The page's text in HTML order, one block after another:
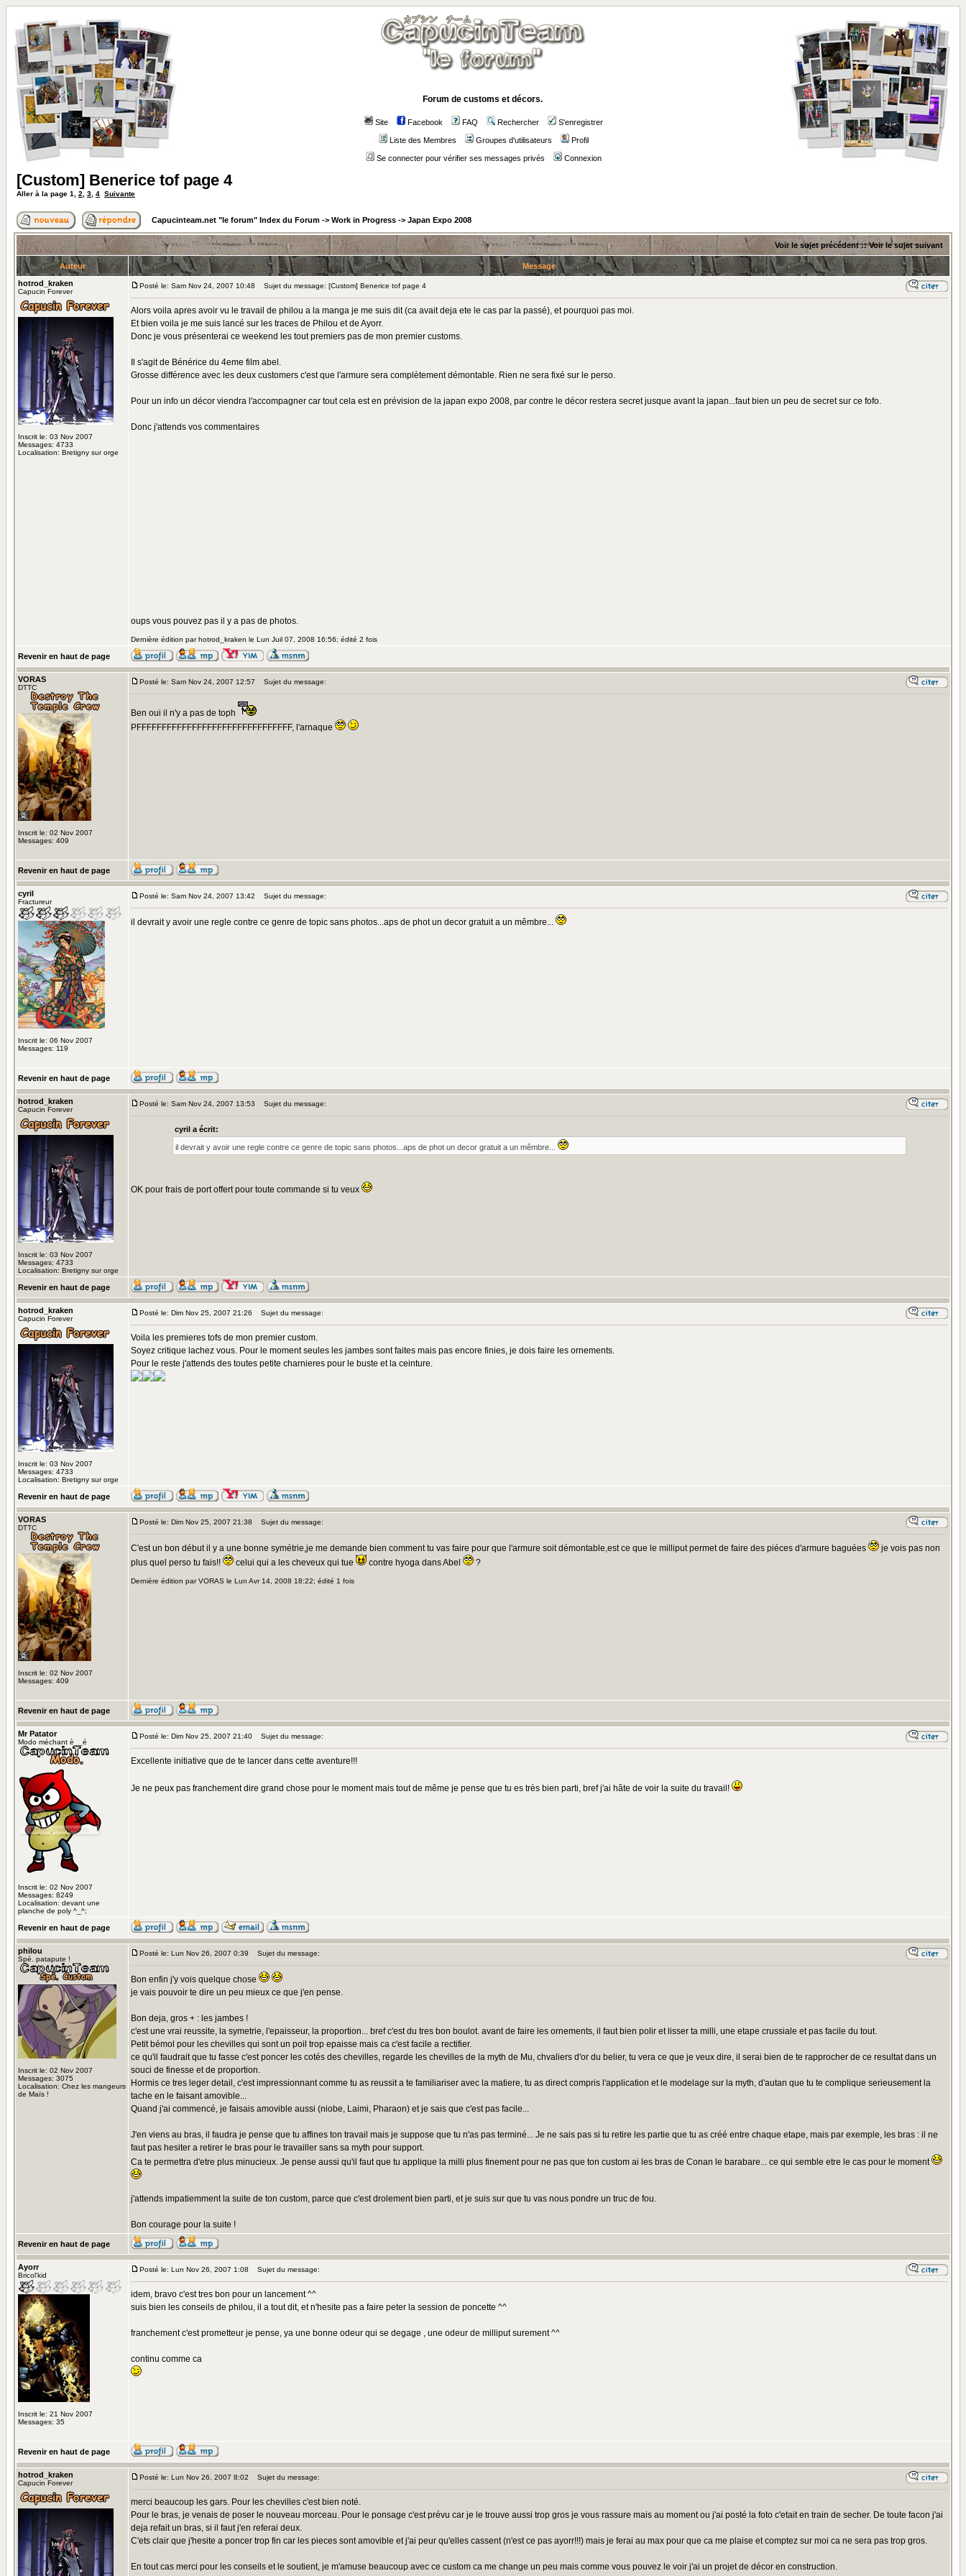
Forum de customs et décors.
Site Facebook FAQ Rechercher S'enregistrer
Liste des Membres Groupes d'utilisateurs Profil
Se connecter pour vérifier ses messages privés Connexion
[Custom] Benerice tof page 4
Aller à la page 1 2 3 4 Suivante
Capucinteam.net "le forum" Index du Forum -> Work in Progress -> Japan Expo 2008
Voir le sujet précédent::Voir le sujet suivant
Auteur
Message
hotrod_kraken
Capucin Forever
Inscrit le: 03 Nov 2007
Messages: 4733
Localisation: Bretigny sur orge
Posté le: Sam Nov 24, 2007 10:48 Sujet du message: [Custom] Benerice tof page 4
Alors voila apres avoir vu le travail de philou a la manga je me suis dit (ca avait deja ete le cas par la passé), et pourquoi pas moi.
Et bien voila je me suis lancé sur les traces de Philou et de Ayorr.
Donc je vous présenterai ce weekend les tout premiers pas de mon premier customs.
Il s'agit de Bénérice du 4eme film abel.
Grosse différence avec les deux customers c'est que l'armure sera complètement démontable. Rien ne sera fixé sur le perso.
Pour un info un décor viendra l'accompagner car tout cela est en prévision de la japan expo 2008, par contre le décor restera secret jusque avant la japan...faut bien un peu de secret sur ce fofo.
Donc j'attends vos commentaires
oups vous pouvez pas il y a pas de photos.
Dernière édition par hotrod_kraken le Lun Juil 07, 2008 16:56; édité 2 fois
Revenir en haut de page
VORAS
DTTC
Inscrit le: 02 Nov 2007
Messages: 409
Posté le: Sam Nov 24, 2007 12:57 Sujet du message:
Ben oui il n'y a pas de toph
PFFFFFFFFFFFFFFFFFFFFFFFFFFFFFFF, l'arnaque
Revenir en haut de page
cyril
Fractureur
Inscrit le: 06 Nov 2007
Messages: 119
Posté le: Sam Nov 24, 2007 13:42 Sujet du message:
il devrait y avoir une regle contre ce genre de topic sans photos...aps de phot un decor gratuit a un mêmbre...
Revenir en haut de page
hotrod_kraken
Capucin Forever
Inscrit le: 03 Nov 2007
Messages: 4733
Localisation: Bretigny sur orge
Posté le: Sam Nov 24, 2007 13:53 Sujet du message:
cyril a écrit:
il devrait y avoir une regle contre ce genre de topic sans photos...aps de phot un decor gratuit a un mêmbre...
OK pour frais de port offert pour toute commande si tu veux
Revenir en haut de page
hotrod_kraken
Capucin Forever
Inscrit le: 03 Nov 2007
Messages: 4733
Localisation: Bretigny sur orge
Posté le: Dim Nov 25, 2007 21:26 Sujet du message:
Voila les premieres tofs de mon premier custom.
Soyez critique lachez vous. Pour le moment seules les jambes sont faites mais pas encore finies, je dois faire les ornements.
Pour le reste j'attends des toutes petite charnieres pour le buste et la ceinture.
Revenir en haut de page
VORAS
DTTC
Inscrit le: 02 Nov 2007
Messages: 409
Posté le: Dim Nov 25, 2007 21:38 Sujet du message:
C'est un bon début il y a une bonne symétrie,je me demande bien comment tu vas faire pour que l'armure soit démontable,est ce que le milliput permet de faire des piéces d'armure baguées
je vois pas non
plus quel perso tu fais!!
celui qui a les cheveux qui tue contre hyoga dans Abel ?
Dernière édition par VORAS le Lun Avr 14, 2008 18:22; édité 1 fois
Revenir en haut de page
Mr Patator
Modo méchant è__é
Inscrit le: 02 Nov 2007
Messages: 8249
Localisation: devant une
planche de poly ^_^;
Posté le: Dim Nov 25, 2007 21:40 Sujet du message:
Excellente initiative que de te lancer dans cette aventure!!!
Je ne peux pas franchement dire grand chose pour le moment mais tout de même je pense que tu es très bien parti, bref j'ai hâte de voir la suite du travail!
Revenir en haut de page
philou
Spé. patapute !
Inscrit le: 02 Nov 2007
Messages: 3075
Localisation: Chez les mangeurs
de Maïs !
Posté le: Lun Nov 26, 2007 0:39 Sujet du message:
Bon enfin j'y vois quelque chose
je vais pouvoir te dire un peu mieux ce que j'en pense.
Bon deja, gros + : les jambes !
c'est une vrai reussite, la symetrie, l'epaisseur, la proportion... bref c'est du tres bon boulot. avant de faire les ornements, il faut bien polir et lisser ta milli, une etape crussiale et pas facile du tout.
Petit bémol pour les chevilles qui sont un poil trop epaisse mais ca c'est facile a rectifier.
ce qu'il faudrait que tu fasse c'est poncer les cotés des chevilles, regarde les chevilles de la myth de Mu, chvaliers d'or du belier, tu vera ce que je veux dire, il serai bien de te rapprocher de ce resultat dans un
souci de finesse et de proportion.
Hormis ce tres leger detail, c'est impressionnant comme tu as reussit a te familiariser avec la matiere, tu as direct compris l'application et le modelage sur la myth, d'autan que tu te complique serieusement la
tache en le faisant amovible...
Quand j'ai commencé, je faisais amovible aussi (niobe, Laimi, Pharaon) et je sais que c'est pas facile...
J'en viens au bras, il faudra je pense que tu affines ton travail mais je suppose que tu n'as pas terminé... Je ne sais pas si tu retire les partie que tu as créé entre chaque etape, mais par exemple, les bras : il ne
faut pas hesiter a retirer le bras pour le travailler sans sa myth pour support.
Ca te permettra d'etre plus minucieux. Je pense aussi qu'il faut que tu applique la milli plus finement pour ne pas que ton custom ai les bras de Conan le barabare... ce qui semble etre le cas pour le moment
j'attends impatiemment la suite de ton custom, parce que c'est drolement bien parti, et je suis sur que tu vas nous pondre un truc de fou.
Bon courage pour la suite !
Revenir en haut de page
Ayorr
Bricol'kid
Inscrit le: 21 Nov 2007
Messages: 35
Posté le: Lun Nov 26, 2007 1:08 Sujet du message:
idem, bravo c'est tres bon pour un lancement ^^
suis bien les conseils de philou, il a tout dit, et n'hesite pas a faire peter la session de poncette ^^
franchement c'est prometteur je pense, ya une bonne odeur qui se degage , une odeur de milliput surement ^^
continu comme ca
Revenir en haut de page
hotrod_kraken
Capucin Forever
Posté le: Lun Nov 26, 2007 8:02 Sujet du message:
merci beaucoup les gars. Pour les chevilles c'est bien noté.
Pour le bras, je venais de poser le nouveau morceau. Pour le ponsage c'est prévu car je le trouve aussi trop gros je vous rassure mais au moment ou j'ai posté la foto c'etait en train de secher. De toute facon j'ai
deja refait un bras, si il faut j'en referai deux.
C'ets clair que j'hesite a poncer trop fin car les pieces sont amovible et j'ai peur qu'elles cassent (n'est ce pas ayorr!!!) mais je ferai au max pour que ca me plaise et comptez sur moi ca ne sera pas trop gros.
En tout cas merci pour les conseils et le soutient, je m'amuse beaucoup avec ce custom ca me change un peu mais comme vous pouvez le voir j'ai un projet de décor en construction.